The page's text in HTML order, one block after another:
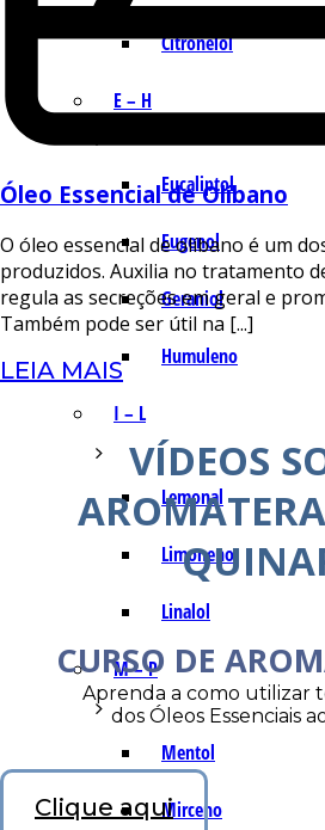
Citronelol
E – H
Eucaliptol
Eugenol
Geraniol
Humuleno
I – L
Lemonal
Limoneno
Linalol
M – P
Mentol
Mirceno
Óleo Essencial de Olíbano
O óleo essencial de olíbano é um
produzidos. Auxilia no tratamento
regula as secreções em geral e
Também pode ser útil na [...]
LEIA MAIS
VÍDEOS
CURSO DE
Aprenda a como utilizar
dos Óleos Essenciais
Clique aqui